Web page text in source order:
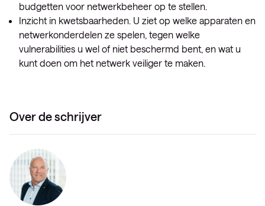
budgetten voor netwerkbeheer op te stellen.
Inzicht in kwetsbaarheden. U ziet op welke apparaten en
netwerkonderdelen ze spelen, tegen welke
vulnerabilities u wel of niet beschermd bent, en wat u
kunt doen om het netwerk veiliger te maken.
Over de schrijver